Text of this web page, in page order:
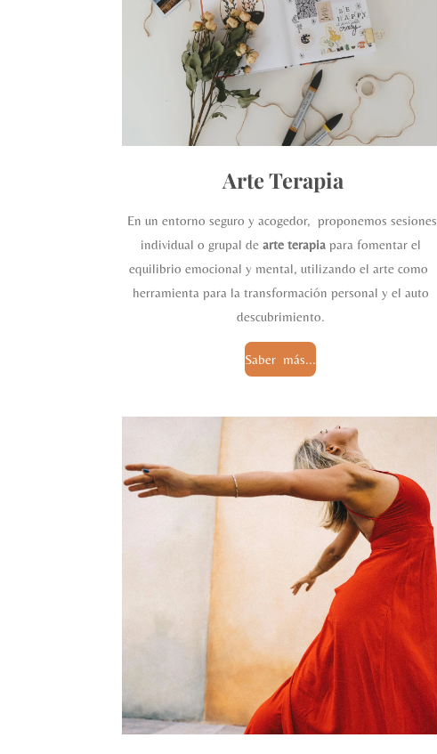
Arte Terapia
En un entorno seguro y acogedor, proponemos sesiones
individual o grupal dearte terapiapara fomentar el
equilibrio emocional y mental, utilizando el arte como
herramienta para la transformación personal y el auto
descubrimiento.
Saber más...